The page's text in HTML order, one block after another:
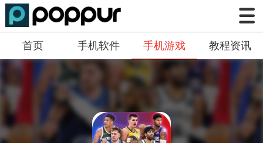
首页 手机软件 手机游戏 教程资讯